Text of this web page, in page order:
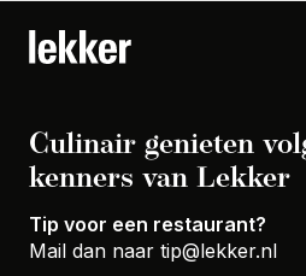
Culinair genieten
kenners van Lekker
Tip voor een restaurant?
Mail dan naar tip@lekker.nl